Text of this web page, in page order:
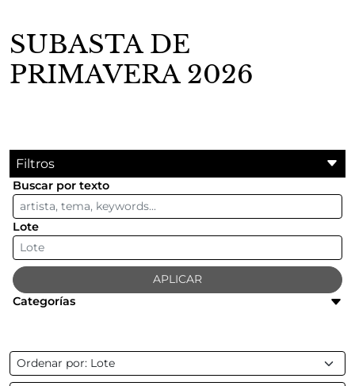
SUBASTA DE
PRIMAVERA 2026
Filtros
Buscar por texto
Lote
APLICAR
Categorías